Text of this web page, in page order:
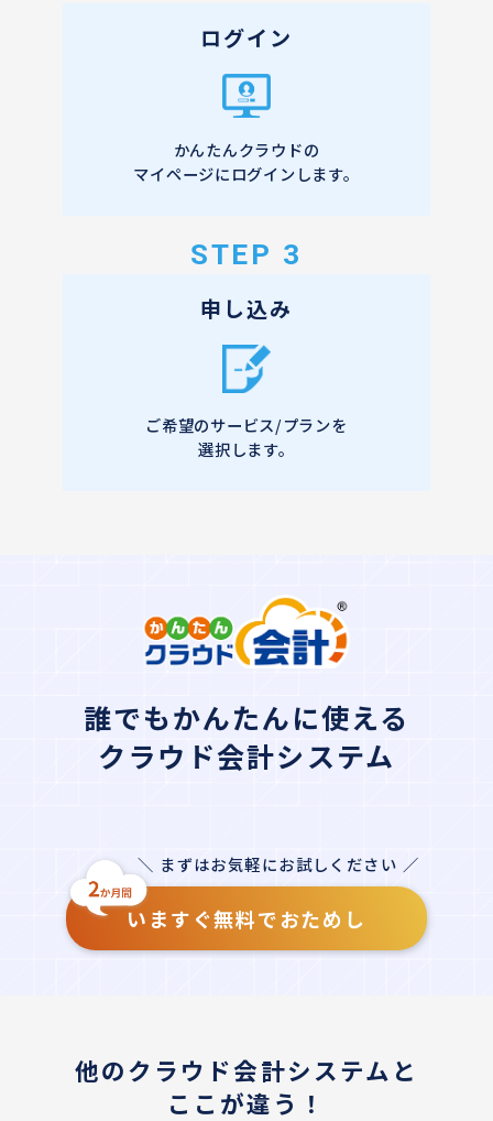
ログイン
かんたんクラウドの
マイページにログインします。
STEP 3
申し込み
ご希望のサービス/プランを
選択します。
誰でもかんたんに使える
クラウド会計システム
＼ まずはお気軽にお試しください ／
いますぐ無料でおためし
他のクラウド会計システムと
ここが違う！